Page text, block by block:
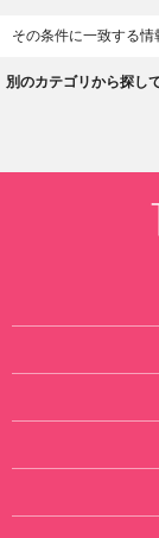
その条件に一致する情
別のカテゴリから探し